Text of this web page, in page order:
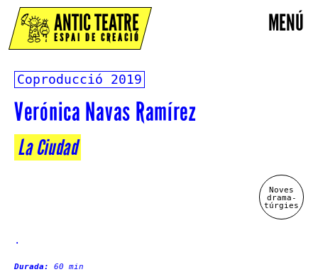
MENÚ
ANTIC TEATRE
ESPAI DE CREACIÓ
Coproducció 2019
Verónica Navas Ramírez
La Ciudad
Noves
drama-
túrgies
.
Durada: 60 min